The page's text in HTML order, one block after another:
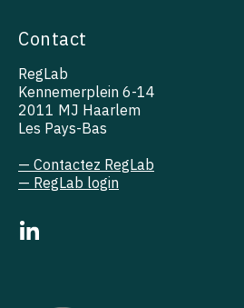
Contact
RegLab
Kennemerplein 6-14
2011 MJ Haarlem
Les Pays-Bas
— Contactez RegLab
— RegLab login